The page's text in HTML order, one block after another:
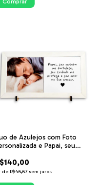
de Azulejos com Foto
e Papai, seu
de R$46,67 sem juros